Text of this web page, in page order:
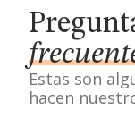
Estas son
hacen